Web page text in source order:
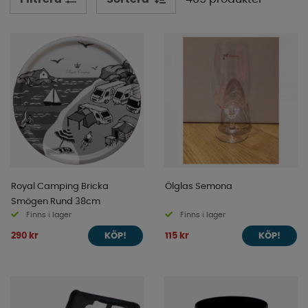
Royal Camping Bricka
Smögen Rund 38cm
Finns i lager
290 kr KÖP!
Ölglas Semona
Finns i lager
115 kr KÖP!